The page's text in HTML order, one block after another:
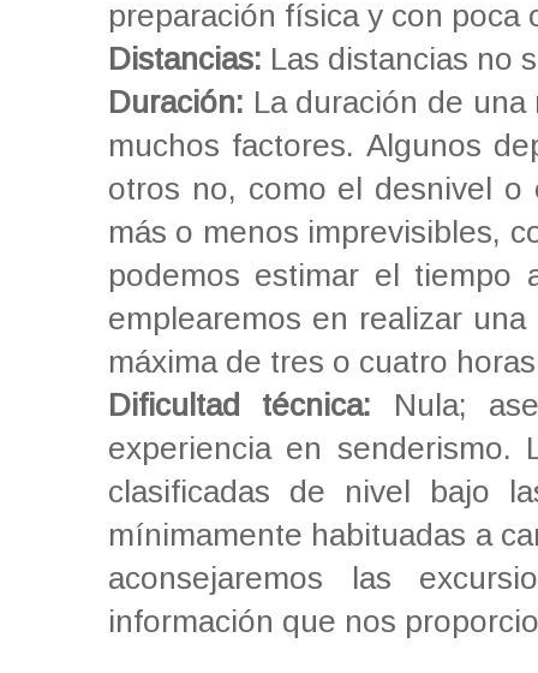
preparación física y con poca
Distancias: Las distancias no
Duración: La duración de
muchos factores. Algunos
otros no, como el desnivel
más o menos imprevisibles,
podemos estimar el tiempo
emplearemos en realizar
máxima de tres o cuatro
Dificultad técnica: Nula;
experiencia en senderismo.
clasificadas de nivel bajo
mínimamente habituadas a
aconsejaremos las
información que nos